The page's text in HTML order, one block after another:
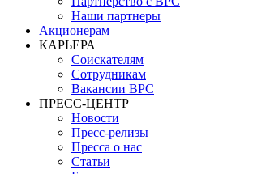
Наши партнеры
Акционерам
КАРЬЕРА
Соискателям
Сотрудникам
Вакансии BPC
ПРЕСС-ЦЕНТР
Новости
Пресс-релизы
Пресса о нас
Статьи